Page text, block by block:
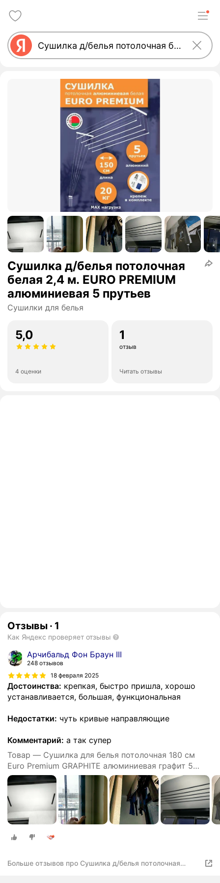
Сушилка д/белья потолочная
белая 2,4 м. EURO PREMIUM
алюминиевая 5 прутьев
Сушилки для белья
5,0
4 оценки
1
отзыв
Читать отзывы
Отзывы · 1
Как Яндекс проверяет отзывы
Арчибальд Фон Браун III
248 отзывов
18 февраля 2025
Достоинства: крепкая, быстро пришла, хорошо
устанавливается, большая, функциональная
Недостатки: чуть кривые направляющие
Комментарий: а так супер
Товар — Сушилка для белья потолочная 180 см
Euro Premium GRAPHITE алюминиевая графит 5
прутьев Comfort Alumin Group
Больше отзывов про Сушилка д/белья потолочная